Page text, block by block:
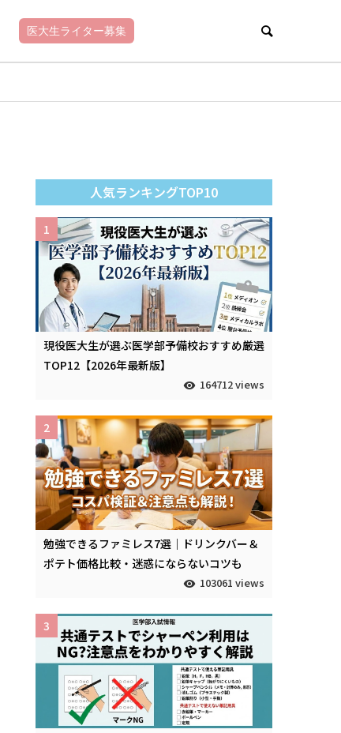
医大生ライター募集
人気ランキングTOP10
現役医大生が選ぶ医学部予備校おすすめ厳選
TOP12【2026年最新版】
164712 views
1
勉強できるファミレス7選｜ドリンクバー＆
ポテト価格比較・迷惑にならないコツも
103061 views
2
3